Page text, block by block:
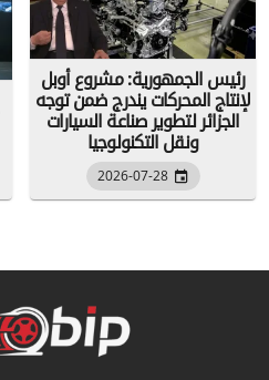
رئيس الجمهورية: مشروع أوبل
لإنتاج المحركات يندرج ضمن توجه
الجزائر لتطوير صناعة السيارات
ونقل التكنولوجيا
2026-07-28